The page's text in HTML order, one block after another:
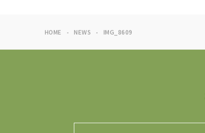
HOME NEWS IMG_8609